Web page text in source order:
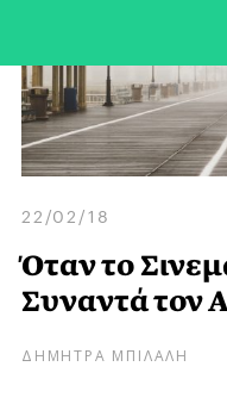
22/02/18
Όταν το
Συναντά τον
ΔΗΜΗΤΡΑ ΜΠΙΛΑΛΗ